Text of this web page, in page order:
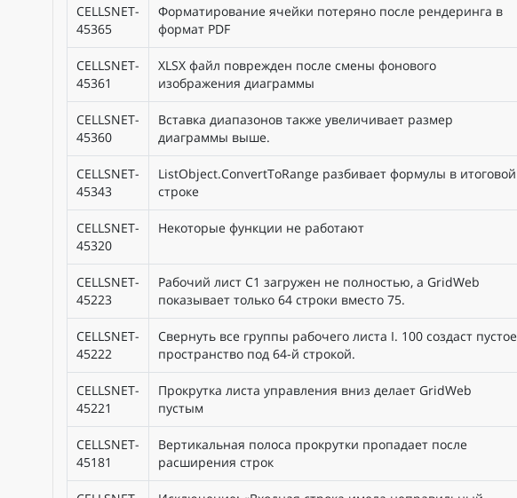
CELLSNET-
45365
Форматирование ячейки потеряно после рендеринга в
формат PDF
CELLSNET-
45361
XLSX файл поврежден после смены фонового
изображения диаграммы
CELLSNET-
45360
Вставка диапазонов также увеличивает размер
диаграммы выше.
CELLSNET-
45343
ListObject.ConvertToRange разбивает формулы в итоговой
строке
CELLSNET-
45320
Некоторые функции не работают
CELLSNET-
45223
Рабочий лист C1 загружен не полностью, а GridWeb
показывает только 64 строки вместо 75.
CELLSNET-
45222
Свернуть все группы рабочего листа I. 100 создаст пустое
пространство под 64-й строкой.
CELLSNET-
45221
Прокрутка листа управления вниз делает GridWeb
пустым
CELLSNET-
45181
Вертикальная полоса прокрутки пропадает после
расширения строк